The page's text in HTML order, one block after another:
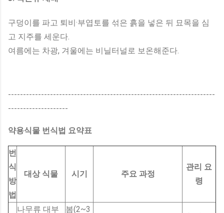
구덩이를 파고 퇴비·부엽토를 섞은 흙을 넣은 뒤 묘목을 심
고 지주를 세운다.
여름에는 차광, 겨울에는 비닐터널로 보온해준다.
---------------------------------------------------------------------
--------------------
약용식물 번식법 요약표
번
식
방
법
대상 식물 시기 주요 과정
관리 요
령
나무류 대부
봄(2~3